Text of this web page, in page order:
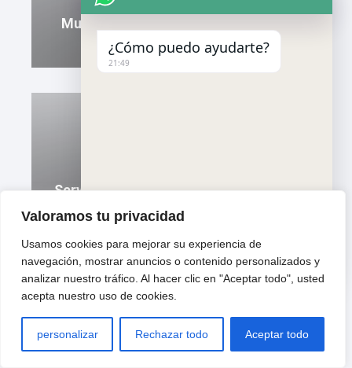
Valoramos tu privacidad
Usamos cookies para mejorar su experiencia de
navegación, mostrar anuncios o contenido personalizados y
analizar nuestro tráfico. Al hacer clic en "Aceptar todo", usted
acepta nuestro uso de cookies.
personalizar Rechazar todo Aceptar todo
Mudanzas En Salt Para Empresas A
Precios Razonables
Servicio De Mudanza Económico Para
Estudiantes En Llers
Servicio De Mudanza En Sant Julià De Hide
¿Cómo puedo ayudarte?
21:49
"
+
c
h
a
y
WhatsApp Message
n
d
f
i
n